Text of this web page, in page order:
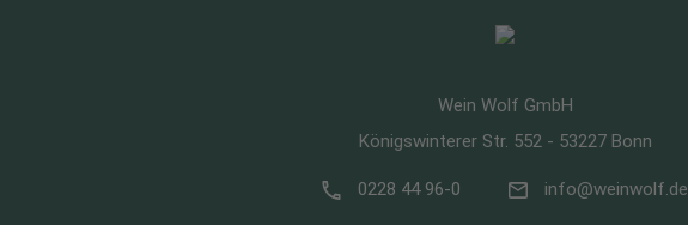
Wein Wolf GmbH
Königswinterer Str. 552 - 53227 Bonn
0228 44 96-0 info@weinwolf.de